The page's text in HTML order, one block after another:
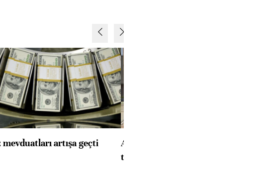
artışa geçti
ABD'de konut başlangıçları
toparlandı